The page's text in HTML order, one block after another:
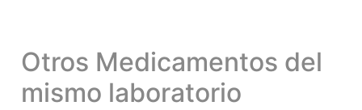
Otros Medicamentos del
mismo laboratorio